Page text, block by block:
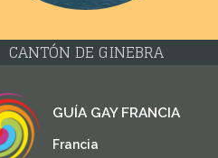
CANTÓN DE GINEBRA
GUÍA GAY FRANCIA
Francia